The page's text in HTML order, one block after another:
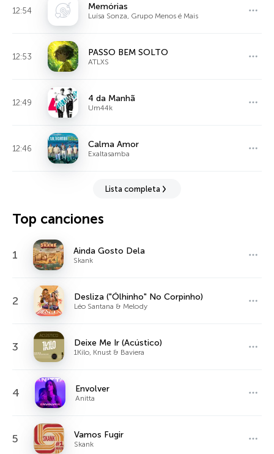
12:54 Memórias
Luísa Sonza, Grupo Menos é Mais
12:53 PASSO BEM SOLTO
ATLXS
12:49 4 da Manhã
Um44k
12:46 Calma Amor
Exaltasamba
Lista completa
Top canciones
1 Ainda Gosto Dela
Skank
2 Desliza ("Ólhinho" No Corpinho)
Léo Santana & Melody
3 Deixe Me Ir (Acústico)
1Kilo, Knust & Baviera
4 Envolver
Anitta
5 Vamos Fugir
Skank